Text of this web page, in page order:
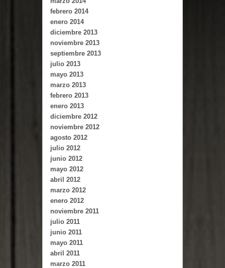
febrero 2014
enero 2014
diciembre 2013
noviembre 2013
septiembre 2013
julio 2013
mayo 2013
marzo 2013
febrero 2013
enero 2013
diciembre 2012
noviembre 2012
agosto 2012
julio 2012
junio 2012
mayo 2012
abril 2012
marzo 2012
enero 2012
noviembre 2011
julio 2011
junio 2011
mayo 2011
abril 2011
marzo 2011